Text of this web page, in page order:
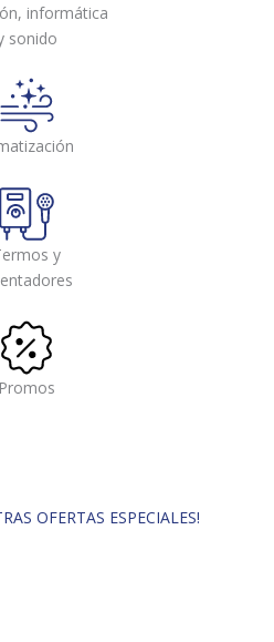
informática
sonido
y
Promos
OFERTAS ESPECIALES!